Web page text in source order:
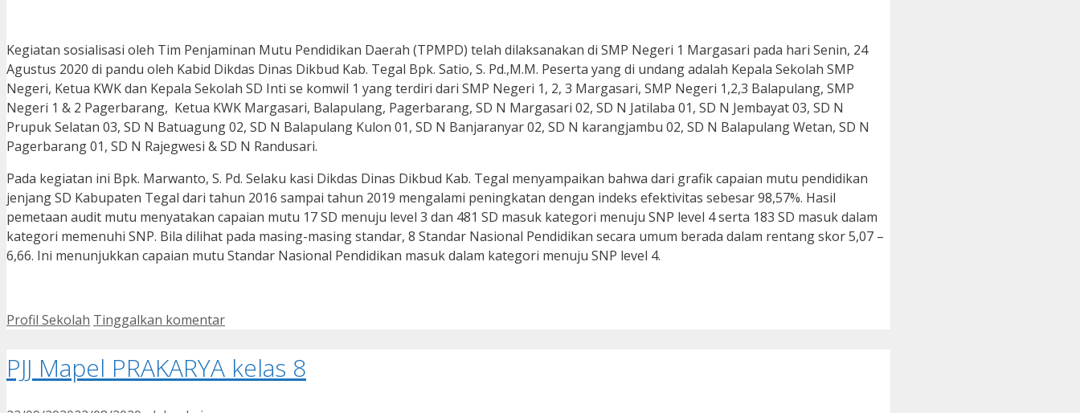
Kegiatan sosialisasi oleh Tim Penjaminan Mutu Pendidikan Daerah (TPMPD) telah dilaksanakan di SMP Negeri 1 Margasari pada hari Senin, 24
Agustus 2020 di pandu oleh Kabid Dikdas Dinas Dikbud Kab. Tegal Bpk. Satio, S. Pd.,M.M. Peserta yang di undang adalah Kepala Sekolah SMP
Negeri, Ketua KWK dan Kepala Sekolah SD Inti se komwil 1 yang terdiri dari SMP Negeri 1, 2, 3 Margasari, SMP Negeri 1,2,3 Balapulang, SMP
Negeri 1 & 2 Pagerbarang, Ketua KWK Margasari, Balapulang, Pagerbarang, SD N Margasari 02, SD N Jatilaba 01, SD N Jembayat 03, SD N
Prupuk Selatan 03, SD N Batuagung 02, SD N Balapulang Kulon 01, SD N Banjaranyar 02, SD N karangjambu 02, SD N Balapulang Wetan, SD N
Pagerbarang 01, SD N Rajegwesi & SD N Randusari.
Pada kegiatan ini Bpk. Marwanto, S. Pd. Selaku kasi Dikdas Dinas Dikbud Kab. Tegal menyampaikan bahwa dari grafik capaian mutu pendidikan
jenjang SD Kabupaten Tegal dari tahun 2016 sampai tahun 2019 mengalami peningkatan dengan indeks efektivitas sebesar 98,57%. Hasil
pemetaan audit mutu menyatakan capaian mutu 17 SD menuju level 3 dan 481 SD masuk kategori menuju SNP level 4 serta 183 SD masuk dalam
kategori memenuhi SNP. Bila dilihat pada masing-masing standar, 8 Standar Nasional Pendidikan secara umum berada dalam rentang skor 5,07 –
6,66. Ini menunjukkan capaian mutu Standar Nasional Pendidikan masuk dalam kategori menuju SNP level 4.
Kategori
Profil Sekolah Tinggalkan komentar
PJJ Mapel PRAKARYA kelas 8